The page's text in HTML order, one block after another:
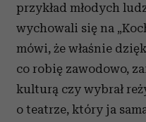
przykład młodych
wychowali się na
mówi, że właśnie
co robię zawodowo,
kulturą czy wybrał
o teatrze, który ja